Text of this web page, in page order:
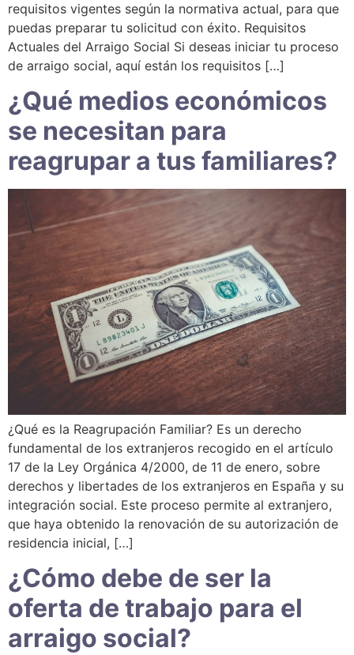
requisitos vigentes según la normativa actual, para que
puedas preparar tu solicitud con éxito. Requisitos
Actuales del Arraigo Social Si deseas iniciar tu proceso
de arraigo social, aquí están los requisitos […]
¿Qué medios económicos
se necesitan para
reagrupar a tus familiares?
¿Qué es la Reagrupación Familiar? Es un derecho
fundamental de los extranjeros recogido en el artículo
17 de la Ley Orgánica 4/2000, de 11 de enero, sobre
derechos y libertades de los extranjeros en España y su
integración social. Este proceso permite al extranjero,
que haya obtenido la renovación de su autorización de
residencia inicial, […]
¿Cómo debe de ser la
oferta de trabajo para el
arraigo social?